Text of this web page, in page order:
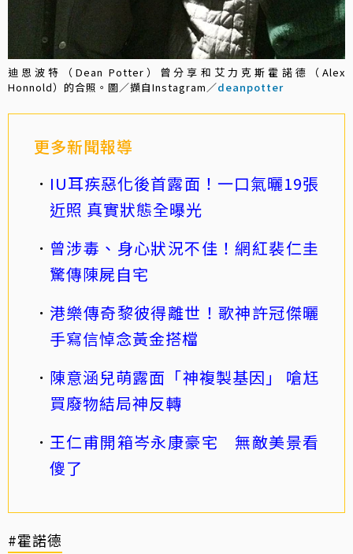
迪恩波特（Dean Potter）曾分享和艾力克斯霍諾德（Alex
Honnold）的合照。圖／擷自Instagram／deanpotter
更多新聞報導
IU耳疾惡化後首露面！一口氣曬19張
近照 真實狀態全曝光
曾涉毒、身心狀況不佳！網紅裴仁圭
驚傳陳屍自宅
港樂傳奇黎彼得離世！歌神許冠傑曬
手寫信悼念黃金搭檔
陳意涵兒萌露面「神複製基因」 嗆尪
買廢物結局神反轉
王仁甫開箱岑永康豪宅 無敵美景看
傻了
#霍諾德